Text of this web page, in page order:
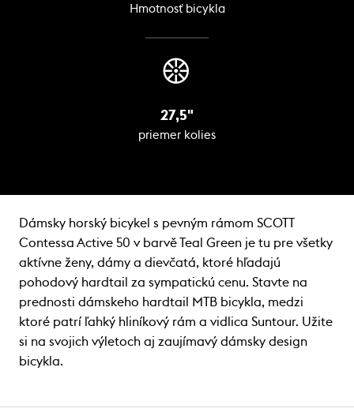
Hmotnosť bicykla
27,5"
priemer kolies
Dámsky horský bicykel s pevným rámom SCOTT
Contessa Active 50 v barvě Teal Green je tu pre všetky
aktívne ženy, dámy a dievčatá, ktoré hľadajú
pohodový hardtail za sympatickú cenu. Stavte na
prednosti dámskeho hardtail MTB bicykla, medzi
ktoré patrí ľahký hliníkový rám a vidlica Suntour. Užite
si na svojich výletoch aj zaujímavý dámsky design
bicykla.